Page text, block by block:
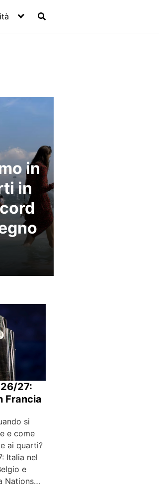
in
in
27:
Francia
si
e come
ai quarti?
Italia nel
e
Nations…